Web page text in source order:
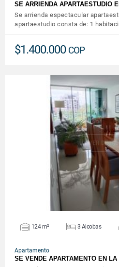
SE ARRIENDA APARTAESTUDIO
Se arrienda espectacular
apartaestudio consta de: 1
$1.400.000 COP
VER
124 m² 3 Alcobas
Apartamento
SE VENDE APARTAMENTO EN